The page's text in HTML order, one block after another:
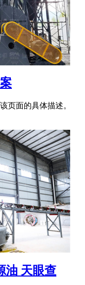
页面的具体描述。
油 天眼查